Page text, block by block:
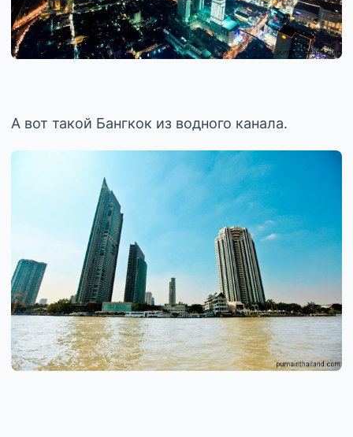
А вот такой Бангкок из водного канала.